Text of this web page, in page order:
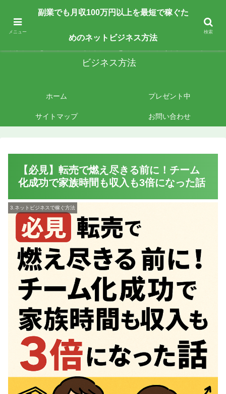
副業で月収100万円以上を最短最速で目指す人向けです。ネットビジネスで稼
ビジネス方法
ホーム プレゼント中
サイトマップ お問い合わせ
【必見】転売で燃え尽きる前に！チーム
化成功で家族時間も収入も3倍になった話
3.ネットビジネスで稼ぐ方法
メニュー
副業でも月収100万円以上を最短で稼ぐた
めのネットビジネス方法
検索